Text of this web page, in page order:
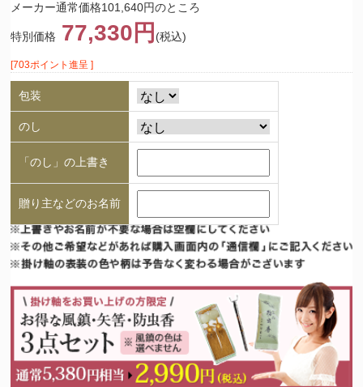
メーカー通常価格101,640円のところ
特別価格 77,330円 (税込)
[703ポイント進呈 ]
包装
のし
「のし」の上書き
贈り主などのお名前